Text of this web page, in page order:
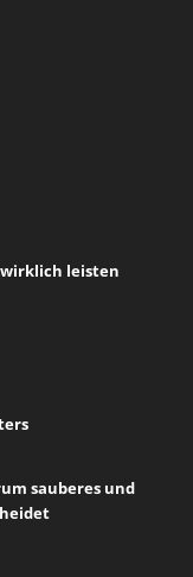
wirklich leisten
sauberes und